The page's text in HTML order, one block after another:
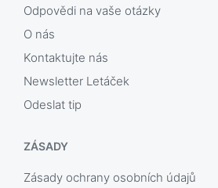
Odpovědi na vaše otázky
O nás
Kontaktujte nás
Newsletter Letáček
Odeslat tip
ZÁSADY
Zásady ochrany osobních údajů